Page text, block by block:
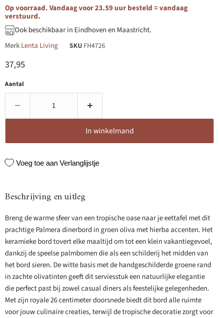
Op voorraad. Vandaag voor 23.59 uur besteld = vandaag
verstuurd.
Ook beschikbaar in Eindhoven en Maastricht.
MerkLenta Living SKU FH4726
Huidige prijs
37,95
Aantal
In winkelmand
Voeg toe aan Verlanglijstje
Beschrijving en uitleg
Breng de warme sfeer van een tropische oase naar je eettafel met dit
prachtige Palmera dinerbord in groen oliva met hierba accenten. Het
keramieke bord tovert elke maaltijd om tot een klein vakantiegevoel,
dankzij de speelse palmbomen die als een schilderij het midden van
het bord sieren. De witte basis met de handgeschilderde groene rand
in zachte olivatinten geeft dit serviesstuk een natuurlijke elegantie
die perfect past bij zowel casual diners als feestelijke gelegenheden.
Met zijn royale 26 centimeter doorsnede biedt dit bord alle ruimte
voor jouw culinaire creaties, terwijl de tropische decoratie zorgt voor